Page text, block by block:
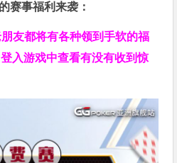
赛事福利来袭：
友都将有各种领到手软的福
入游戏中查看有没有收到惊